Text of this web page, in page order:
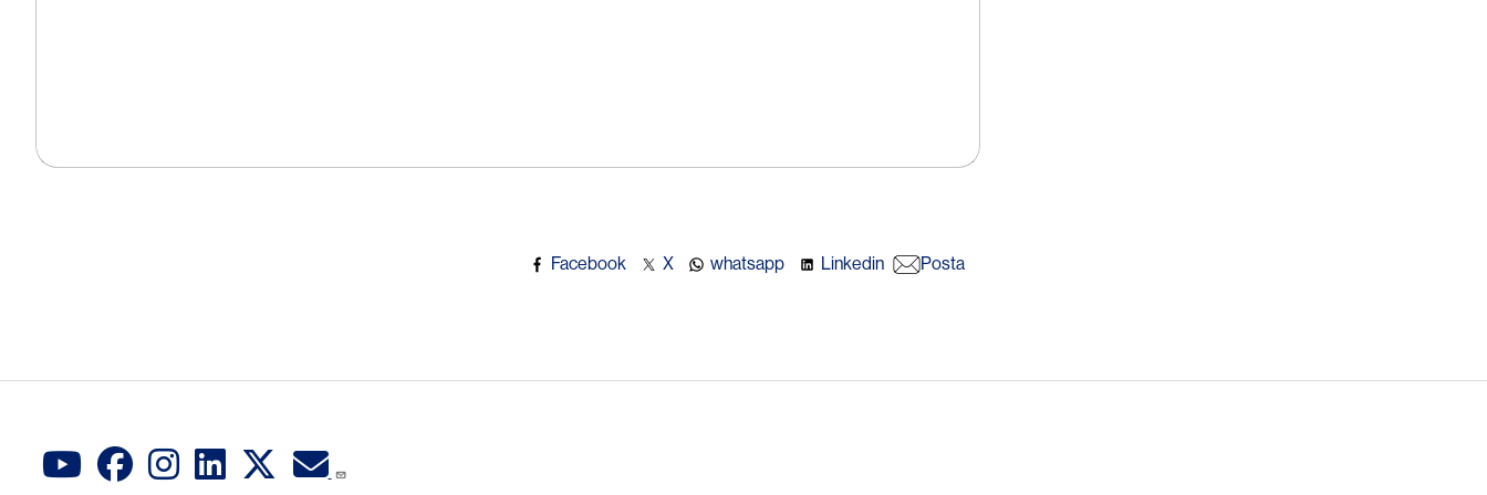
Facebook X whatsapp Linkedin Posta